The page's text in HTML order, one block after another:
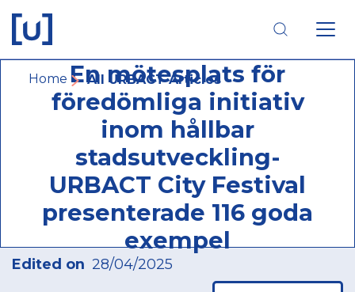
main
navigation
main
content
footer
navigation
Breadcrumb
Home All URBACT Articles
En mötesplats för
föredömliga initiativ
inom hållbar
stadsutveckling-
URBACT City Festival
presenterade 116 goda
exempel
Edited on 28/04/2025